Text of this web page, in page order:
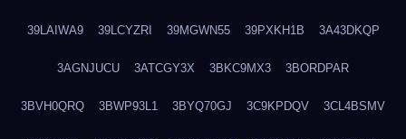
39LAIWA9 39LCYZRI 39MGWN55 39PXKH1B 3A43DKQP
3AGNJUCU 3ATCGY3X 3BKC9MX3 3BORDPAR
3BVH0QRQ 3BWP93L1 3BYQ70GJ 3C9KPDQV 3CL4BSMV